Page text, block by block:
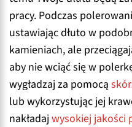
pracy. Podczas
ustawiając dłuto w
kamieniach, ale
aby nie wciąć się w
wygładzaj za pomocą
lub wykorzystując jej
nakładajwysokiej jakości